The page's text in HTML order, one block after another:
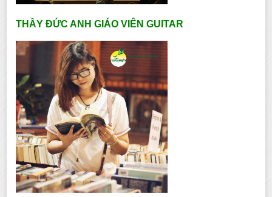
THẦY ĐỨC ANH GIÁO VIÊN GUITAR